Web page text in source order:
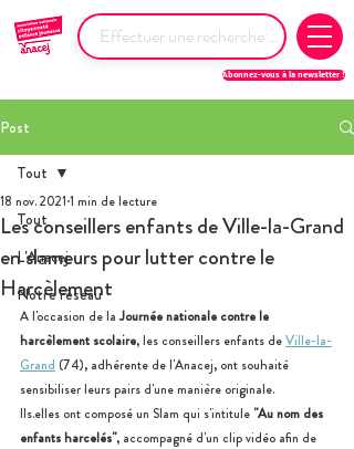
Abonnez-vous à la newsletter !
Post
Tout
L'Anacej
Notre réseau
Tout
Les conseillers enfants de Ville-la-Grand
en slameurs pour lutter contre le
Harcèlement
18 nov. 2021 1 min de lecture
A l'occasion de la Journée nationale contre le
harcèlement scolaire, les conseillers enfants de Ville-la-
Grand (74), adhérente de l'Anacej, ont souhaité
sensibiliser leurs pairs d'une manière originale.
Ils.elles ont composé un Slam qui s'intitule "Au nom des
enfants harcelés", accompagné d'un clip vidéo afin de